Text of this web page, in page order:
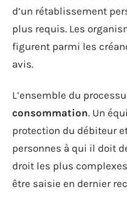
d’un rétablissement
plus requis. Les
figurent parmi les
avis.
L’ensemble du
consommation. Un
protection du débiteur
personnes à qui il doit
droit les plus
être saisie en dernier